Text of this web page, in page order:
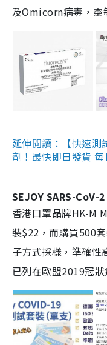
及Omicorn病毒，靈
延伸閱讀：【快速測
劑！最快即日發貨
SEJOY SARS-CoV-
香港口罩品牌HK-M
裝$22，而購買500
子方式採樣，準確性
已列在歐盟2019冠